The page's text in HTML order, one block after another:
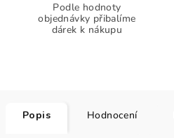
Podle hodnoty
objednávky přibalíme
dárek k nákupu
Popis Hodnocení